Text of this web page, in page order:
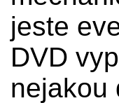
jeste
DVD
nejakou